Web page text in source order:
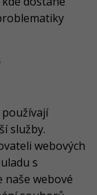
služby.
webových
s
naše webové